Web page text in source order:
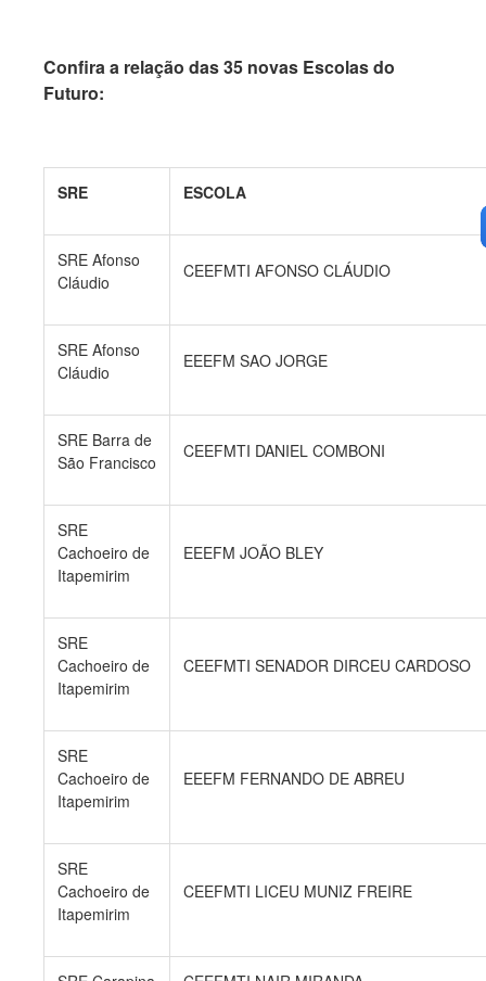
Confira a relação das 35 novas Escolas do
Futuro:
SRE ESCOLA
SRE Afonso
Cláudio
CEEFMTI AFONSO CLÁUDIO
SRE Afonso
Cláudio
EEEFM SAO JORGE
SRE Barra de
São Francisco
CEEFMTI DANIEL COMBONI
SRE
Cachoeiro de
Itapemirim
EEEFM JOÃO BLEY
SRE
Cachoeiro de
Itapemirim
CEEFMTI SENADOR DIRCEU CARDOSO
SRE
Cachoeiro de
Itapemirim
EEEFM FERNANDO DE ABREU
SRE
Cachoeiro de
Itapemirim
CEEFMTI LICEU MUNIZ FREIRE